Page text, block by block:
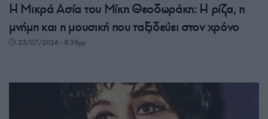
Η Μικρά Ασία του Μίκη Θεοδωράκη: Η ρίζα, η
μνήμη και η μουσική που ταξιδεύει στον χρόνο
25/07/2026 - 8:38μμ